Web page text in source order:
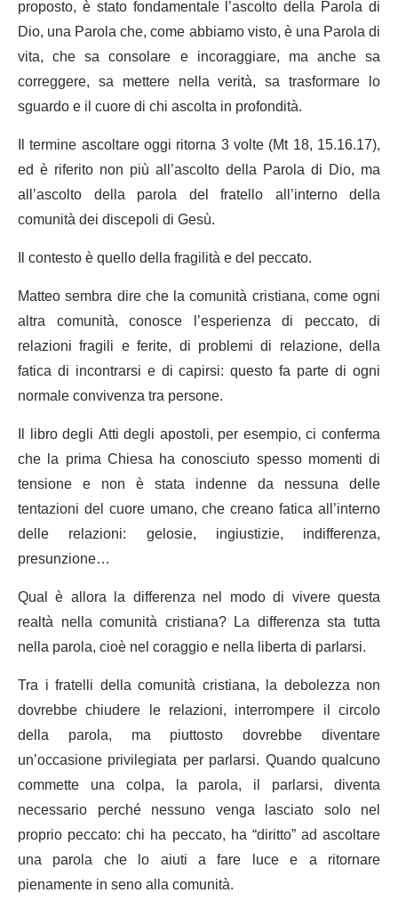
proposto, è stato fondamentale l’ascolto della Parola di
Dio, una Parola che, come abbiamo visto, è una Parola di
vita, che sa consolare e incoraggiare, ma anche sa
correggere, sa mettere nella verità, sa trasformare lo
sguardo e il cuore di chi ascolta in profondità.
Il termine ascoltare oggi ritorna 3 volte (Mt 18, 15.16.17),
ed è riferito non più all’ascolto della Parola di Dio, ma
all’ascolto della parola del fratello all’interno della
comunità dei discepoli di Gesù.
Il contesto è quello della fragilità e del peccato.
Matteo sembra dire che la comunità cristiana, come ogni
altra comunità, conosce l’esperienza di peccato, di
relazioni fragili e ferite, di problemi di relazione, della
fatica di incontrarsi e di capirsi: questo fa parte di ogni
normale convivenza tra persone.
Il libro degli Atti degli apostoli, per esempio, ci conferma
che la prima Chiesa ha conosciuto spesso momenti di
tensione e non è stata indenne da nessuna delle
tentazioni del cuore umano, che creano fatica all’interno
delle relazioni: gelosie, ingiustizie, indifferenza,
presunzione…
Qual è allora la differenza nel modo di vivere questa
realtà nella comunità cristiana? La differenza sta tutta
nella parola, cioè nel coraggio e nella liberta di parlarsi.
Tra i fratelli della comunità cristiana, la debolezza non
dovrebbe chiudere le relazioni, interrompere il circolo
della parola, ma piuttosto dovrebbe diventare
un’occasione privilegiata per parlarsi. Quando qualcuno
commette una colpa, la parola, il parlarsi, diventa
necessario perché nessuno venga lasciato solo nel
proprio peccato: chi ha peccato, ha “diritto” ad ascoltare
una parola che lo aiuti a fare luce e a ritornare
pienamente in seno alla comunità.